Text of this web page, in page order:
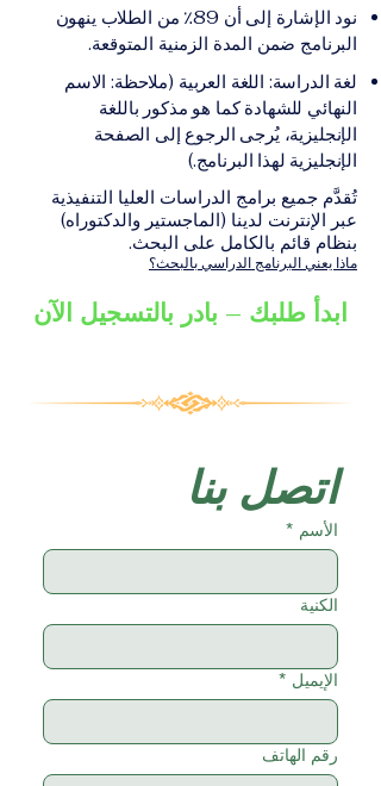
الإلكترونيقد يُطلب تقديم
مستندات إضافية حسب
البرنامج والمؤسسة التعليمية
الأكاديمية المناسبة للبرنامج،
والتي تصدر عن المؤسسة
التعليمية المسؤولة عن تقديم
البرنامج ضمن شبكة VBNN
Smart Education Group.
نود الإشارة إلى أن 89٪ من الطلاب ينهون
البرنامج ضمن المدة الزمنية المتوقعة.
لغة الدراسة: اللغة العربية (ملاحظة: الاسم
النهائي للشهادة كما هو مذكور باللغة
الإنجليزية، يُرجى الرجوع إلى الصفحة
الإنجليزية لهذا البرنامج.)
تُقدَّم جميع برامج الدراسات العليا التنفيذية
عبر الإنترنت لدينا (الماجستير والدكتوراه)
بنظام قائم بالكامل على البحث.
ماذا يعني البرنامج الدراسي بالبحث؟
ابدأ طلبك – بادر بالتسجيل الآن
اتصل بنا
الأسم *
الكنية
الإيميل *
رقم الهاتف